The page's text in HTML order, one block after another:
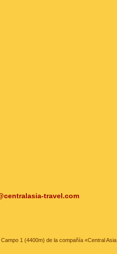
travel.com
Campo 1 (4400m) de la compañía «Central Asia